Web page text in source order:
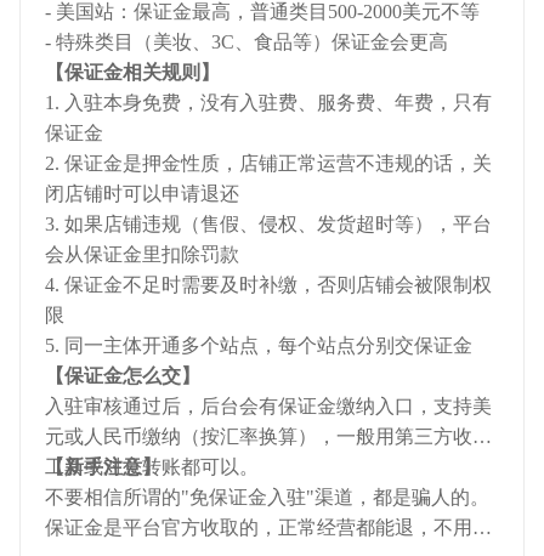
- 美国站：保证金最高，普通类目500-2000美元不等
- 特殊类目（美妆、3C、食品等）保证金会更高
【保证金相关规则】
1. 入驻本身免费，没有入驻费、服务费、年费，只有
保证金
2. 保证金是押金性质，店铺正常运营不违规的话，关
闭店铺时可以申请退还
3. 如果店铺违规（售假、侵权、发货超时等），平台
会从保证金里扣除罚款
4. 保证金不足时需要及时补缴，否则店铺会被限制权
限
5. 同一主体开通多个站点，每个站点分别交保证金
【保证金怎么交】
入驻审核通过后，后台会有保证金缴纳入口，支持美
元或人民币缴纳（按汇率换算），一般用第三方收款
工具或对公转账都可以。
【新手注意】
不要相信所谓的"免保证金入驻"渠道，都是骗人的。
保证金是平台官方收取的，正常经营都能退，不用担